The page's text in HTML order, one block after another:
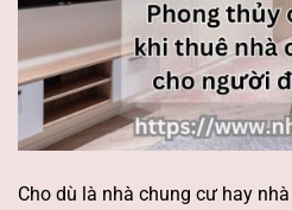
Cho dù là nhà chung cư hay